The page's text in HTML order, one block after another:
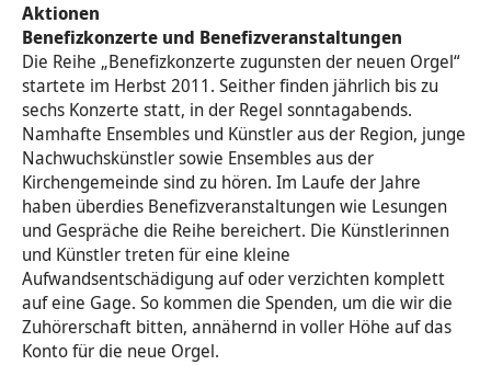
Aktionen
Benefizkonzerte und Benefizveranstaltungen
Die Reihe „Benefizkonzerte zugunsten der neuen Orgel“
startete im Herbst 2011. Seither finden jährlich bis zu
sechs Konzerte statt, in der Regel sonntagabends.
Namhafte Ensembles und Künstler aus der Region, junge
Nachwuchskünstler sowie Ensembles aus der
Kirchengemeinde sind zu hören. Im Laufe der Jahre
haben überdies Benefizveranstaltungen wie Lesungen
und Gespräche die Reihe bereichert. Die Künstlerinnen
und Künstler treten für eine kleine
Aufwandsentschädigung auf oder verzichten komplett
auf eine Gage. So kommen die Spenden, um die wir die
Zuhörerschaft bitten, annähernd in voller Höhe auf das
Konto für die neue Orgel.